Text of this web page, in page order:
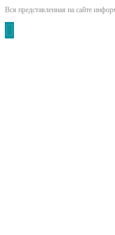
Вся представленная на сайте